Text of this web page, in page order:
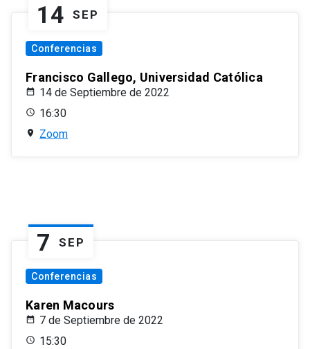
14 SEP
Conferencias
Francisco Gallego, Universidad Católica
14 de Septiembre de 2022
16:30
Zoom
7 SEP
Conferencias
Karen Macours
7 de Septiembre de 2022
15:30